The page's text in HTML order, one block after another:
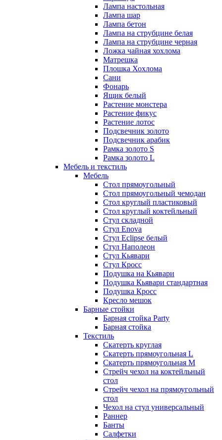
Лампа настольная
Лампа шар
Лампа бетон
Лампа на струбцине белая
Лампа на струбцине черная
Ложка чайная хохлома
Матрешка
Плошка Хохлома
Сани
Фонарь
Ящик белый
Растение монстера
Растение фикус
Растение лотос
Подсвечник золото
Подсвечник арабик
Рамка золото S
Рамка золото L
Мебель и текстиль
Мебель
Стол прямоугольный
Стол прямоугольный чемодан
Стол круглый пластиковый
Стол круглый коктейльный
Стул складной
Стул Enova
Стул Eclipse белый
Стул Наполеон
Стул Кьявари
Стул Кросс
Подушка на Кьявари
Подушка Кьявари стандартная
Подушка Кросс
Кресло мешок
Барные стойки
Барная стойка Party
Барная стойка
Текстиль
Скатерть круглая
Скатерть прямоугольная L
Скатерть прямоугольная M
Стрейч чехол на коктейльный
стол
Стрейч чехол на прямоугольный
стол
Чехол на стул универсальный
Раннер
Банты
Салфетки